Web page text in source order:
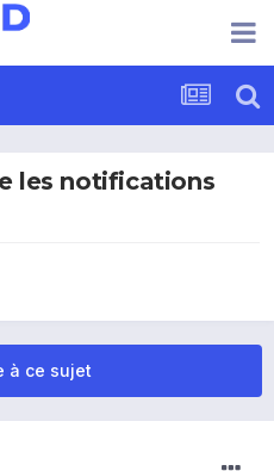
les notifications
à ce sujet